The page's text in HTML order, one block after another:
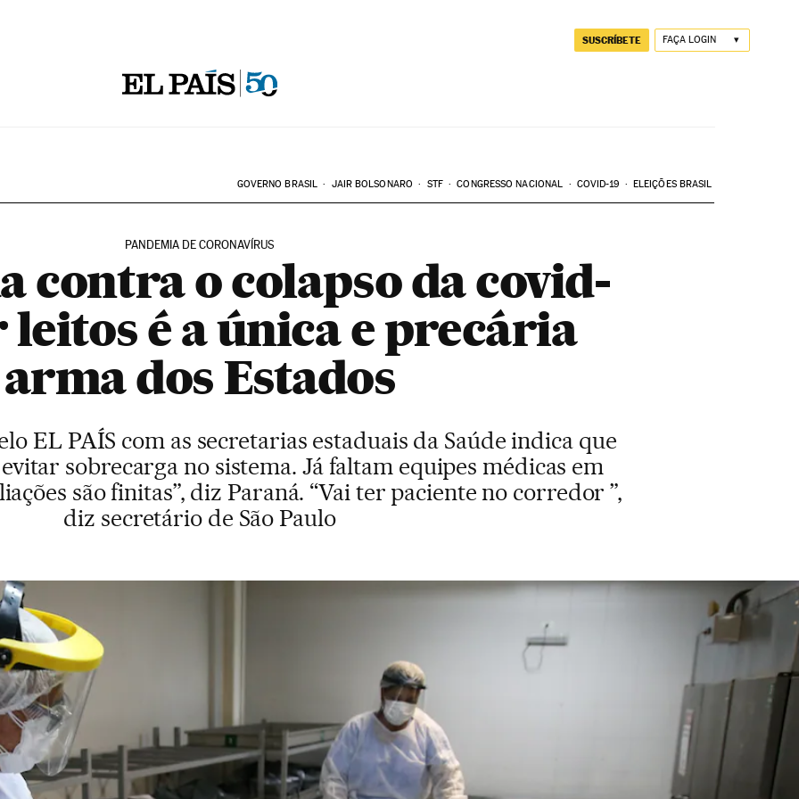
SUSCRÍBETE FAÇA LOGIN
GOVERNO BRASIL JAIR BOLSONARO STF CONGRESSO NACIONAL COVID-19 ELEIÇÕES BRASIL
PANDEMIA DE CORONAVÍRUS
contra o colapso da covid-
leitos é a única e precária
arma dos Estados
EL PAÍS com as secretarias estaduais da Saúde indica que
sobrecarga no sistema. Já faltam equipes médicas em
são finitas”, diz Paraná. “Vai ter paciente no corredor ”,
diz secretário de São Paulo